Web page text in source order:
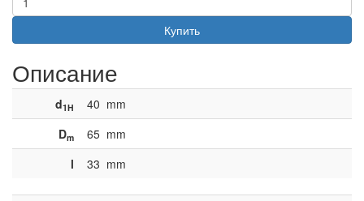
Купить
Описание
d1H 40 mm
Dm 65 mm
l
33 mm